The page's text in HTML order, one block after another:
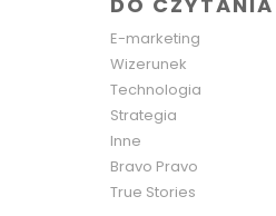
E-marketing
Wizerunek
Technologia
Strategia
Inne
Bravo Pravo
True Stories